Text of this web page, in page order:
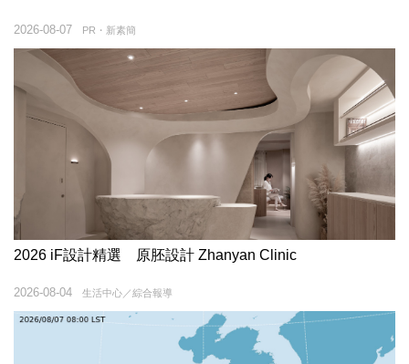
PR・新素簡
2026-08-07
2026 iF設計精選 原胚設計 Zhanyan Clinic
生活中心／綜合報導
2026-08-04